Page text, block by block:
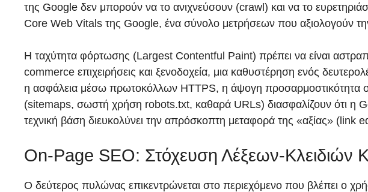
της Google δεν μπορούν να το ανιχνεύσουν (crawl) και να το
Core Web Vitals της Google, ένα σύνολο μετρήσεων που αξιολογούν
Η ταχύτητα φόρτωσης (Largest Contentful Paint) πρέπει να είναι
commerce επιχειρήσεις και ξενοδοχεία, μια καθυστέρηση ενός
η ασφάλεια μέσω πρωτοκόλλων HTTPS, η άψογη προσαρμοστικότητα
(sitemaps, σωστή χρήση robots.txt, καθαρά URLs) διασφαλίζουν ότι η
τεχνική βάση διευκολύνει την απρόσκοπτη μεταφορά της «αξίας» (link
On-Page SEO: Στόχευση Λέξεων-Κλειδιών
Ο δεύτερος πυλώνας επικεντρώνεται στο περιεχόμενο που βλέπει ο